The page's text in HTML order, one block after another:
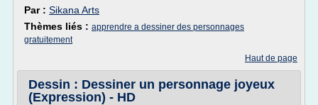
Par : Sikana Arts
Thèmes liés : apprendre a dessiner des personnages
gratuitement
Haut de page
Dessin : Dessiner un personnage joyeux
(Expression) - HD